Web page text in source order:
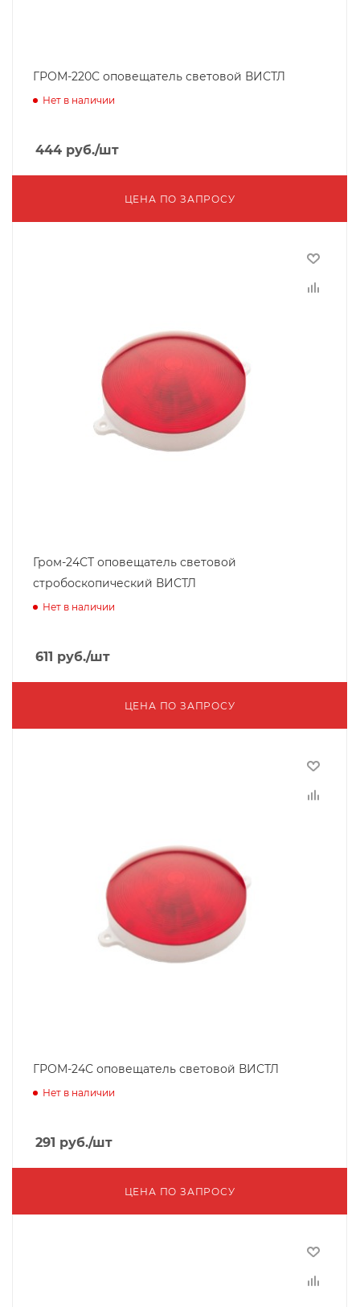
ГРОМ-220С оповещатель световой ВИСТЛ
Нет в наличии
444 руб./шт
ЦЕНА ПО ЗАПРОСУ
Гром-24СТ оповещатель световой
стробоскопический ВИСТЛ
Нет в наличии
611 руб./шт
ЦЕНА ПО ЗАПРОСУ
ГРОМ-24С оповещатель световой ВИСТЛ
Нет в наличии
291 руб./шт
ЦЕНА ПО ЗАПРОСУ